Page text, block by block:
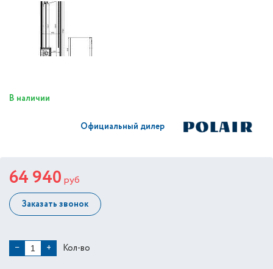
В наличии
Официальный дилер
64 940 руб
Заказать звонок
− + Кол-во